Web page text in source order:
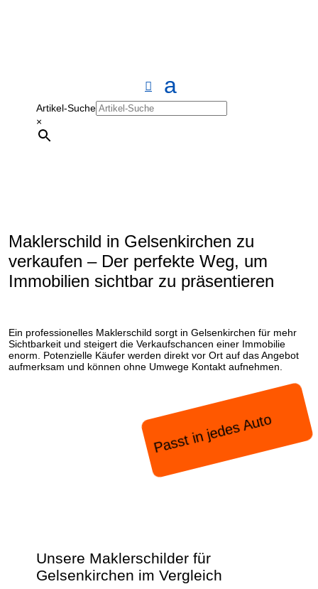
Artikel-Suche
×
Maklerschild in Gelsenkirchen zu
verkaufen – Der perfekte Weg, um
Immobilien sichtbar zu präsentieren
Ein professionelles Maklerschild sorgt in Gelsenkirchen für mehr
Sichtbarkeit und steigert die Verkaufschancen einer Immobilie
enorm. Potenzielle Käufer werden direkt vor Ort auf das Angebot
aufmerksam und können ohne Umwege Kontakt aufnehmen.
Passt in jedes Auto
Unsere Maklerschilder für
Gelsenkirchen im Vergleich